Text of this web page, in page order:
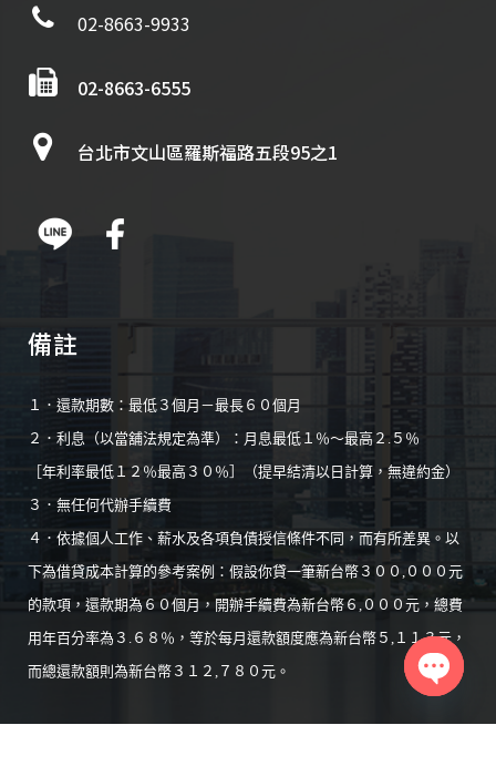
02-8663-9933
02-8663-6555
台北市文山區羅斯福路五段95之1
備註
１．還款期數：最低３個月－最長６０個月
２．利息（以當舖法規定為準）：月息最低１％～最高２.５％
［年利率最低１２％最高３０％］（提早結清以日計算，無違約金）
３．無任何代辦手續費
４．依據個人工作、薪水及各項負債授信條件不同，而有所差異。以
下為借貸成本計算的參考案例：假設你貸一筆新台幣３００,０００元
的款項，還款期為６０個月，開辦手續費為新台幣６,０００元，總費
用年百分率為３.６８％，等於每月還款額度應為新台幣５,１１３元，
而總還款額則為新台幣３１２,７８０元。
chaty